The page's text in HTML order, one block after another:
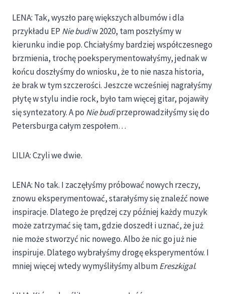
LENA: Tak, wyszło parę większych albumów i dla
przykładu EP Nie budiw 2020, tam poszłyśmy w
kierunku indie pop. Chciałyśmy bardziej współczesnego
brzmienia, trochę poeksperymentowałyśmy, jednak w
końcu doszłyśmy do wniosku, że to nie nasza historia,
że brak w tym szczerości. Jeszcze wcześniej nagrałyśmy
płytę w stylu indie rock, było tam więcej gitar, pojawiły
się syntezatory. A po Nie budiprzeprowadziłyśmy się do
Petersburga całym zespołem…
LILIA: Czyli we dwie.
LENA: No tak. I zaczęłyśmy próbować nowych rzeczy,
znowu eksperymentować, starałyśmy się znaleźć nowe
inspiracje. Dlatego że prędzej czy później każdy muzyk
może zatrzymać się tam, gdzie doszedł i uznać, że już
nie może stworzyć nic nowego. Albo że nic go już nie
inspiruje. Dlatego wybrałyśmy drogę eksperymentów. I
mniej więcej wtedy wymyśliłyśmy albumEreszkigal.